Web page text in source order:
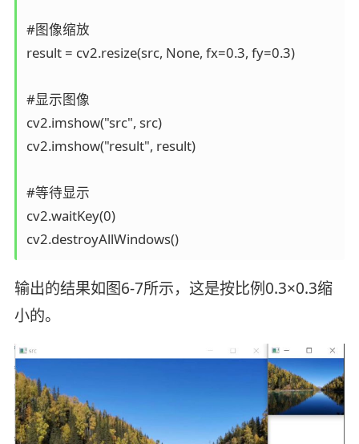
#图像缩放
result = cv2.resize(src, None, fx=0.3, fy=0.3)
#显示图像
cv2.imshow("src", src)
cv2.imshow("result", result)
#等待显示
cv2.waitKey(0)
cv2.destroyAllWindows()
输出的结果如图6-7所示，这是按比例0.3×0.3缩
小的。